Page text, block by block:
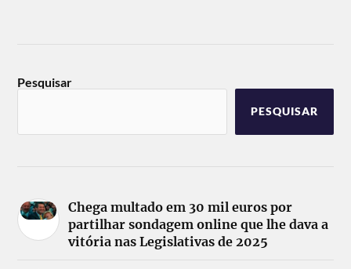
Pesquisar
PESQUISAR
Chega multado em 30 mil euros por
partilhar sondagem online que lhe dava a
vitória nas Legislativas de 2025